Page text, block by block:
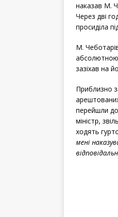
наказав М.
Через дві
просиділа
М.
абсолютною
зазіхав на
Приблизно
перейшли до
міністр,
ходять
мені